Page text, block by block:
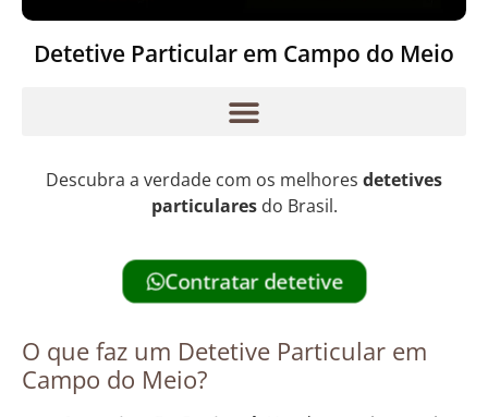
Detetive Particular em Campo do Meio
Descubra a verdade com os melhores detetives
particularesdo Brasil.
Contratar detetive
O que faz um Detetive Particular em
Campo do Meio?